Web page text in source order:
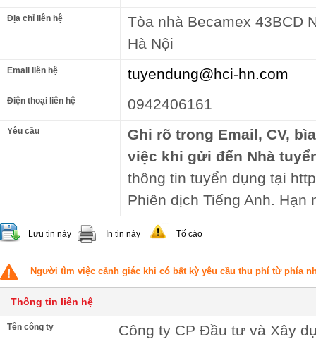
Địa chỉ liên hệ
Tòa nhà Becamex 43BCD
Hà Nội
Email liên hệ tuyendung@hci-hn.com
Điện thoại liên hệ 0942406161
Yêu cầu
Ghi rõ trong Email, CV,
việc khi gửi đến Nhà
thông tin tuyển dụng tại
Phiên dịch Tiếng Anh. Hạn
Lưu tin này In tin này Tố cáo
Người tìm việc cảnh giác khi có bất kỳ yêu cầu thu phí từ phía
Thông tin liên hệ
Tên công ty Công ty CP Đầu tư và Xây